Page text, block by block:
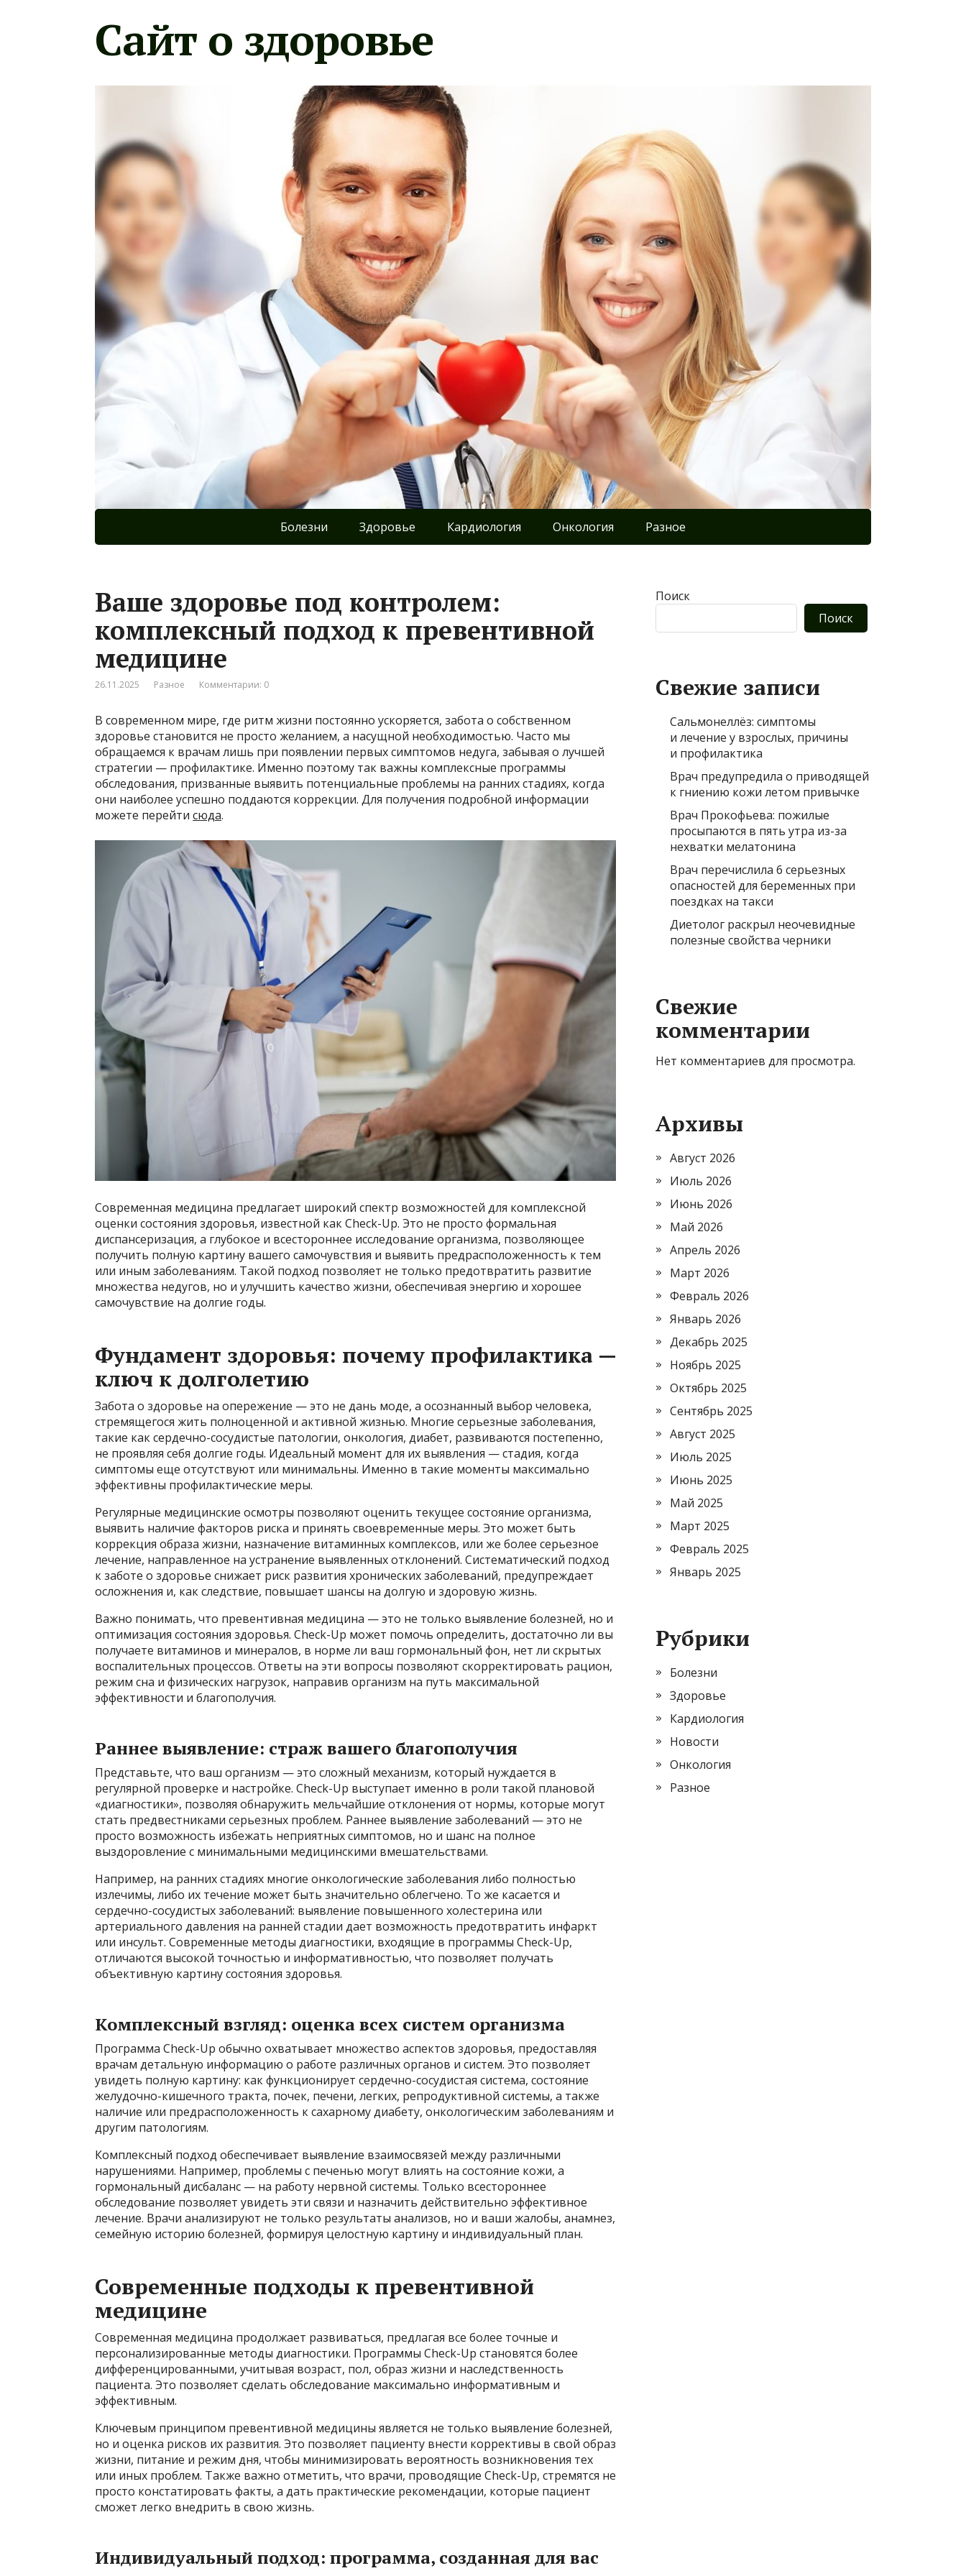
Сайт о здоровье
Болезни Здоровье Кардиология Онкология Разное
Ваше здоровье под контролем:
комплексный подход к превентивной
медицине
26.11.2025 Разное Комментарии: 0
В современном мире, где ритм жизни постоянно ускоряется, забота о собственном
здоровье становится не просто желанием, а насущной необходимостью. Часто мы
обращаемся к врачам лишь при появлении первых симптомов недуга, забывая о лучшей
стратегии — профилактике. Именно поэтому так важны комплексные программы
обследования, призванные выявить потенциальные проблемы на ранних стадиях, когда
они наиболее успешно поддаются коррекции. Для получения подробной информации
можете перейти сюда.
Современная медицина предлагает широкий спектр возможностей для комплексной
оценки состояния здоровья, известной как Check-Up. Это не просто формальная
диспансеризация, а глубокое и всестороннее исследование организма, позволяющее
получить полную картину вашего самочувствия и выявить предрасположенность к тем
или иным заболеваниям. Такой подход позволяет не только предотвратить развитие
множества недугов, но и улучшить качество жизни, обеспечивая энергию и хорошее
самочувствие на долгие годы.
Фундамент здоровья: почему профилактика —
ключ к долголетию
Забота о здоровье на опережение — это не дань моде, а осознанный выбор человека,
стремящегося жить полноценной и активной жизнью. Многие серьезные заболевания,
такие как сердечно-сосудистые патологии, онкология, диабет, развиваются постепенно,
не проявляя себя долгие годы. Идеальный момент для их выявления — стадия, когда
симптомы еще отсутствуют или минимальны. Именно в такие моменты максимально
эффективны профилактические меры.
Регулярные медицинские осмотры позволяют оценить текущее состояние организма,
выявить наличие факторов риска и принять своевременные меры. Это может быть
коррекция образа жизни, назначение витаминных комплексов, или же более серьезное
лечение, направленное на устранение выявленных отклонений. Систематический подход
к заботе о здоровье снижает риск развития хронических заболеваний, предупреждает
осложнения и, как следствие, повышает шансы на долгую и здоровую жизнь.
Важно понимать, что превентивная медицина — это не только выявление болезней, но и
оптимизация состояния здоровья. Check-Up может помочь определить, достаточно ли вы
получаете витаминов и минералов, в норме ли ваш гормональный фон, нет ли скрытых
воспалительных процессов. Ответы на эти вопросы позволяют скорректировать рацион,
режим сна и физических нагрузок, направив организм на путь максимальной
эффективности и благополучия.
Раннее выявление: страж вашего благополучия
Представьте, что ваш организм — это сложный механизм, который нуждается в
регулярной проверке и настройке. Check-Up выступает именно в роли такой плановой
«диагностики», позволяя обнаружить мельчайшие отклонения от нормы, которые могут
стать предвестниками серьезных проблем. Раннее выявление заболеваний — это не
просто возможность избежать неприятных симптомов, но и шанс на полное
выздоровление с минимальными медицинскими вмешательствами.
Например, на ранних стадиях многие онкологические заболевания либо полностью
излечимы, либо их течение может быть значительно облегчено. То же касается и
сердечно-сосудистых заболеваний: выявление повышенного холестерина или
артериального давления на ранней стадии дает возможность предотвратить инфаркт
или инсульт. Современные методы диагностики, входящие в программы Check-Up,
отличаются высокой точностью и информативностью, что позволяет получать
объективную картину состояния здоровья.
Комплексный взгляд: оценка всех систем организма
Программа Check-Up обычно охватывает множество аспектов здоровья, предоставляя
врачам детальную информацию о работе различных органов и систем. Это позволяет
увидеть полную картину: как функционирует сердечно-сосудистая система, состояние
желудочно-кишечного тракта, почек, печени, легких, репродуктивной системы, а также
наличие или предрасположенность к сахарному диабету, онкологическим заболеваниям и
другим патологиям.
Комплексный подход обеспечивает выявление взаимосвязей между различными
нарушениями. Например, проблемы с печенью могут влиять на состояние кожи, а
гормональный дисбаланс — на работу нервной системы. Только всестороннее
обследование позволяет увидеть эти связи и назначить действительно эффективное
лечение. Врачи анализируют не только результаты анализов, но и ваши жалобы, анамнез,
семейную историю болезней, формируя целостную картину и индивидуальный план.
Современные подходы к превентивной
медицине
Современная медицина продолжает развиваться, предлагая все более точные и
персонализированные методы диагностики. Программы Check-Up становятся более
дифференцированными, учитывая возраст, пол, образ жизни и наследственность
пациента. Это позволяет сделать обследование максимально информативным и
эффективным.
Ключевым принципом превентивной медицины является не только выявление болезней,
но и оценка рисков их развития. Это позволяет пациенту внести коррективы в свой образ
жизни, питание и режим дня, чтобы минимизировать вероятность возникновения тех
или иных проблем. Также важно отметить, что врачи, проводящие Check-Up, стремятся не
просто констатировать факты, а дать практические рекомендации, которые пациент
сможет легко внедрить в свою жизнь.
Индивидуальный подход: программа, созданная для вас
Поиск
Поиск
Свежие записи
Сальмонеллёз: симптомы
и лечение у взрослых, причины
и профилактика
Врач предупредила о приводящей
к гниению кожи летом привычке
Врач Прокофьева: пожилые
просыпаются в пять утра из-за
нехватки мелатонина
Врач перечислила 6 серьезных
опасностей для беременных при
поездках на такси
Диетолог раскрыл неочевидные
полезные свойства черники
Свежие
комментарии
Нет комментариев для просмотра.
Архивы
Август 2026
Июль 2026
Июнь 2026
Май 2026
Апрель 2026
Март 2026
Февраль 2026
Январь 2026
Декабрь 2025
Ноябрь 2025
Октябрь 2025
Сентябрь 2025
Август 2025
Июль 2025
Июнь 2025
Май 2025
Март 2025
Февраль 2025
Январь 2025
Рубрики
Болезни
Здоровье
Кардиология
Новости
Онкология
Разное